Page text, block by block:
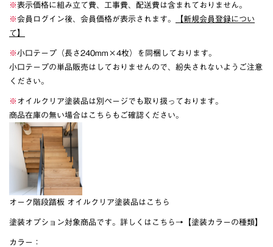
※表示価格に組み立て費、工事費、配送費は含まれておりません。
※会員ログイン後、会員価格が表示されます。
【新規会員登録につい
て】
※小口テープ（長さ240mm×4枚）を同梱しております。
小口テープの単品販売はしておりませんので、紛失されないようご注意
ください。
※ オイルクリア塗装品は別ページでも取り扱っております。
商品在庫の無い場合はこちらもご確認ください。
オーク階段踏板 オイルクリア塗装品はこちら
塗装オプション対象商品です。詳しくはこちら→ 【塗装カラーの種類】
カラー：